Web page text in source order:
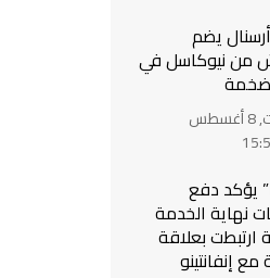
يضم
من نيوكاسل في
السبت, 8 أغسطس
يؤكد دفع
نهاية الخدمة
بعلاقة
إنفانتينو